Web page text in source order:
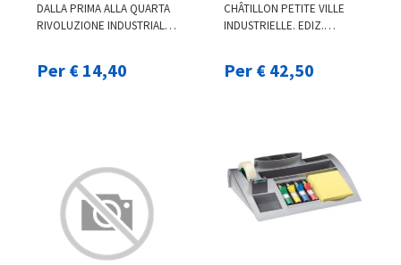
DALLA PRIMA ALLA QUARTA
RIVOLUZIONE INDUSTRIALE.
METALMECCANICI
Per € 14,40
CHÂTILLON PETITE VILLE
INDUSTRIELLE. EDIZ.
Per € 42,50